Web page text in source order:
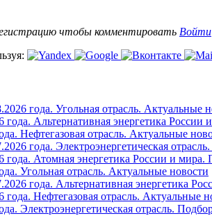
чтобы комментировать Войти
года. Угольная отрасль. Актуальные
года. Альтернативная энергетика России
Нефтегазовая отрасль. Актуальные
года. Электроэнергетическая
года. Атомная энергетика России и мира.
Угольная отрасль. Актуальные новости
года. Альтернативная энергетика
Нефтегазовая отрасль. Актуальные
Электроэнергетическая отрасль.